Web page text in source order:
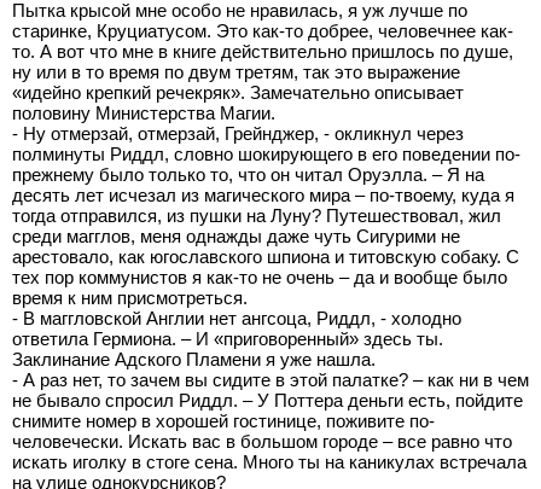
Пытка крысой мне особо не нравилась, я уж лучше по
старинке, Круциатусом. Это как-то добрее, человечнее как-
то. А вот что мне в книге действительно пришлось по душе,
ну или в то время по двум третям, так это выражение
«идейно крепкий речекряк». Замечательно описывает
половину Министерства Магии.
- Ну отмерзай, отмерзай, Грейнджер, - окликнул через
полминуты Риддл, словно шокирующего в его поведении по-
прежнему было только то, что он читал Оруэлла. – Я на
десять лет исчезал из магического мира – по-твоему, куда я
тогда отправился, из пушки на Луну? Путешествовал, жил
среди магглов, меня однажды даже чуть Сигурими не
арестовало, как югославского шпиона и титовскую собаку. С
тех пор коммунистов я как-то не очень – да и вообще было
время к ним присмотреться.
- В маггловской Англии нет ангсоца, Риддл, - холодно
ответила Гермиона. – И «приговоренный» здесь ты.
Заклинание Адского Пламени я уже нашла.
- А раз нет, то зачем вы сидите в этой палатке? – как ни в чем
не бывало спросил Риддл. – У Поттера деньги есть, пойдите
снимите номер в хорошей гостинице, поживите по-
человечески. Искать вас в большом городе – все равно что
искать иголку в стоге сена. Много ты на каникулах встречала
на улице однокурсников?